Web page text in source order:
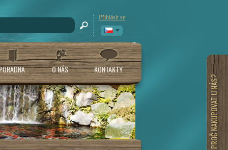
Přihlásit se
O NÁS KONTAKTY
PROČ NAKUPOVAT U NÁS?